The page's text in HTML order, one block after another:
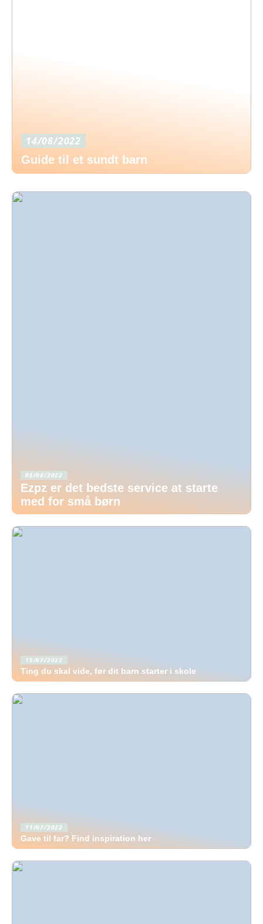
14/08/2022
Guide til et sundt barn
05/08/2022
Ezpz er det bedste service at starte
med for små børn
15/07/2022
Ting du skal vide, før dit barn starter i skole
11/07/2022
Gave til far? Find inspiration her